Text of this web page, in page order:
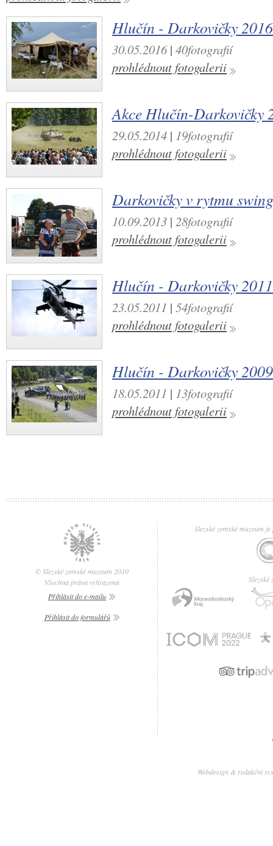
Hlučín - Darkovičky 2016
30.05.2016| 40fotografií
prohlédnout fotogalerii
Akce Hlučín-Darkovičky
29.05.2014 | 19fotografií
prohlédnout fotogalerii
Darkovičky v rytmu
10.09.2013 | 28fotografií
prohlédnout fotogalerii
Hlučín - Darkovičky 2011
23.05.2011 | 54fotografií
prohlédnout fotogalerii
Hlučín - Darkovičky 2009
18.05.2011 | 13fotografií
prohlédnout fotogalerii
Slezské zemské muzeum
Slezské
© Slezské zemské muzeum 2010
Všechna práva vyhrazena
Přihlásit do e-mailu
Přihlásit do formulářů
Webdesign & redakční